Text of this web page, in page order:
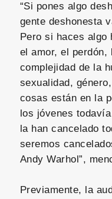
“Si pones algo
gente deshonesta
Pero si haces algo
el amor, el perdón,
complejidad de la
sexualidad,
cosas están en la
los jóvenes
la han cancelado
seremos
Andy Warhol”,
Previamente, la